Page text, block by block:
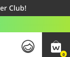
Club!
249,000Đ
TP. Hồ Chí Minh
0